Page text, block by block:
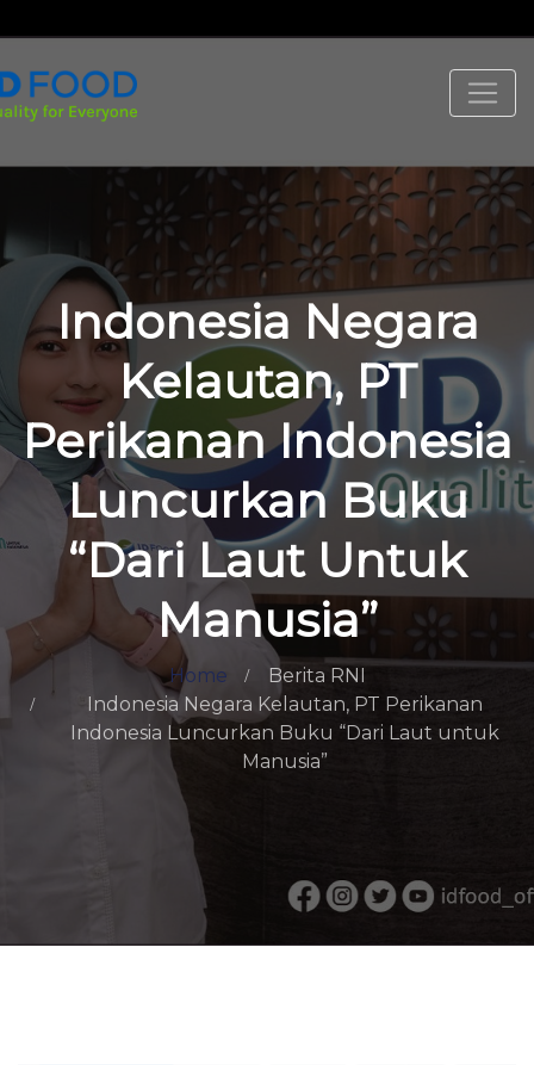
Indonesia Negara
Kelautan, PT
Perikanan Indonesia
Luncurkan Buku
“Dari Laut Untuk
Manusia”
Home
Berita RNI
Indonesia Negara Kelautan, PT Perikanan
Indonesia Luncurkan Buku “Dari Laut untuk
Manusia”